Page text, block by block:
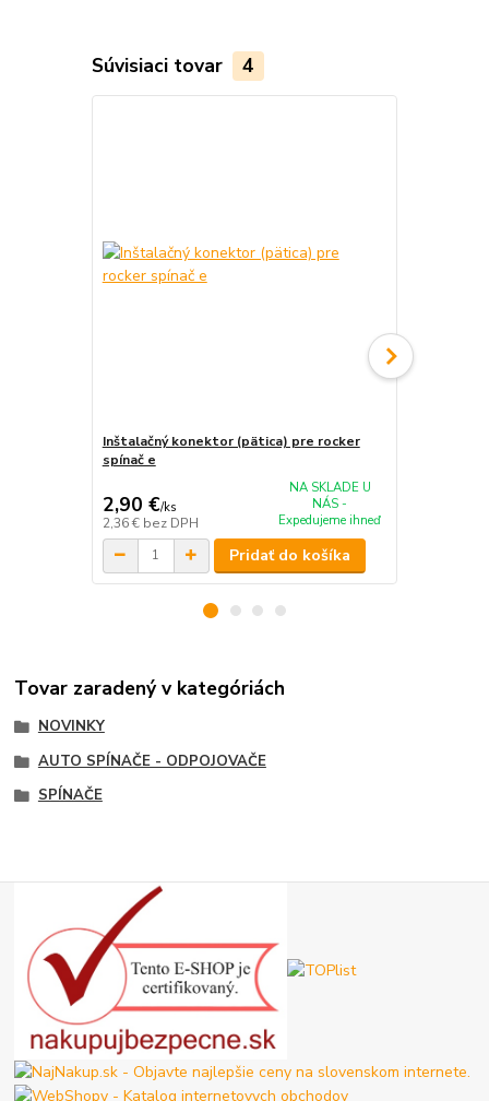
Súvisiaci tovar 4
Inštalačný konektor (pätica) pre rocker
spínač e
2,90 €/ks
2,36 € bez DPH
NA SKLADE U
NÁS -
Expedujeme ihneď
Pridať do košíka
Tovar zaradený v kategóriách
NOVINKY
AUTO SPÍNAČE - ODPOJOVAČE
SPÍNAČE